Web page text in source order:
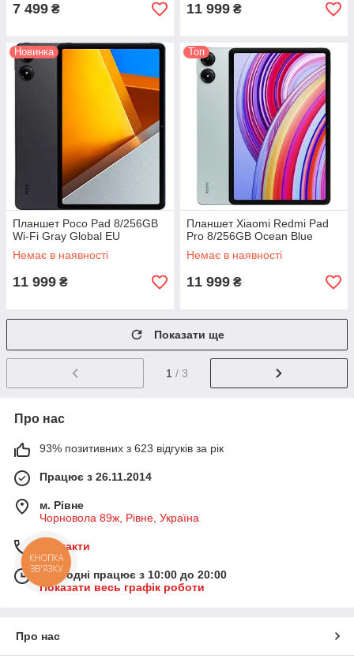
7 499 ₴ 11 999 ₴
Новинка
Планшет Poco Pad 8/256GB
Wi-Fi Gray Global EU
Немає в наявності
11 999 ₴
Топ
Планшет Xiaomi Redmi Pad
Pro 8/256GB Ocean Blue
Немає в наявності
11 999 ₴
Показати ще
1 / 3
Про нас
93% позитивних з 623 відгуків за рік
Працює з 26.11.2014
м. Рівне
Чорновола 89ж, Рівне, Україна
Контакти
Сьогодні працює з 10:00 до 20:00
Показати весь графік роботи
Про нас
КНОПКА
ЗВ'ЯЗКУ